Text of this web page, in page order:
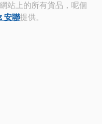
站上的所有貨品，呢個
安聯提供。